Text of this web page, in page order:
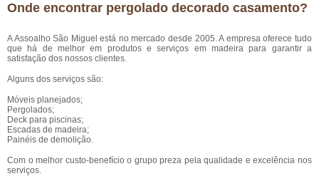
Onde encontrar pergolado decorado casamento?
A Assoalho São Miguel está no mercado desde 2005. A empresa oferece tudo
que há de melhor em produtos e serviços em madeira para garantir a
satisfação dos nossos clientes.
Alguns dos serviços são:
Móveis planejados;
Pergolados;
Deck para piscinas;
Escadas de madeira;
Painéis de demolição.
Com o melhor custo-benefício o grupo preza pela qualidade e excelência nos
serviços.